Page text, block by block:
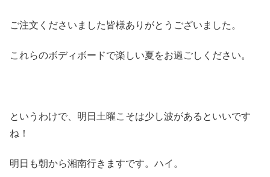
ご注文くださいました皆様ありがとうございました。
これらのボディボードで楽しい夏をお過ごしください。
というわけで、明日土曜こそは少し波があるといいです
ね！
明日も朝から湘南行きますです。ハイ。